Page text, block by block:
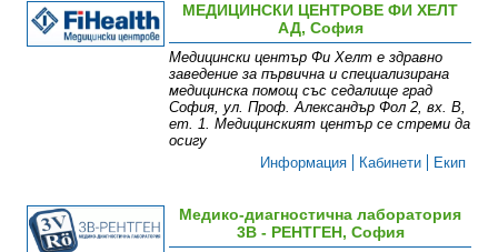
МЕДИЦИНСКИ ЦЕНТРОВЕ ФИ ХЕЛТ
АД, София
Медицински център Фи Хелт е здравно
заведение за първична и специализирана
медицинска помощ със седалище град
София, ул. Проф. Александър Фол 2, вх. В,
ет. 1. Медицинският център се стреми да
осигу
Информация
Кабинети Екип
Медико-диагностична лаборатория
3В - РЕНТГЕН, София